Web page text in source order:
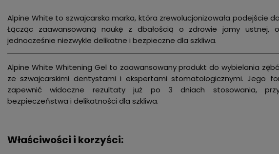
Alpine White to szwajcarska marka, która zrewolucjonizowała podejście
Łącząc zaawansowaną naukę z dbałością o zdrowie jamy ustnej,
jednocześnie niezwykle delikatne i bezpieczne dla szkliwa.
Alpine White Whitening Gel to zaawansowany produkt do wybielania
ze szwajcarskimi dentystami i ekspertami stomatologicznymi. Jego
zapewnić widoczne rezultaty już po 3 dniach stosowania, przy
bezpieczeństwa i delikatności dla szkliwa.
Właściwości i korzyści: